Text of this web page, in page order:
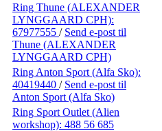
Ring Thune (ALEXANDER
LYNGGAARD CPH):
67977555 / Send e-post til
Thune (ALEXANDER
LYNGGAARD CPH)
Ring Anton Sport (Alfa Sko):
40419440 / Send e-post til
Anton Sport (Alfa Sko)
Ring Sport Outlet (Alien
workshop): 488 56 685